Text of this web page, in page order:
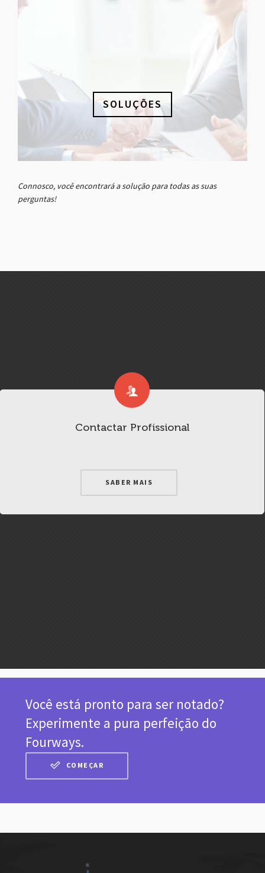
SOLUÇÕES
Connosco, você encontrará a solução para todas as suas
perguntas!
Contactar Profissional
SABER MAIS
Você está pronto para ser notado?
Experimente a pura perfeição do
Fourways.
COMEÇAR